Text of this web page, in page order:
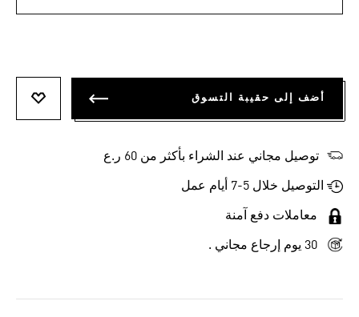
أضف إلى حقيبة التسوق
توصيل مجاني عند الشراء بأكثر من 60 ر.ع
التوصيل خلال 5-7 أيام عمل
معاملات دفع آمنة